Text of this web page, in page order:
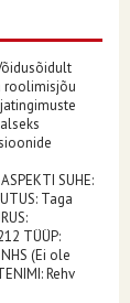
roolimisjõu
SUHE:
Taga
TÜÜP:
(Ei ole
Rehv